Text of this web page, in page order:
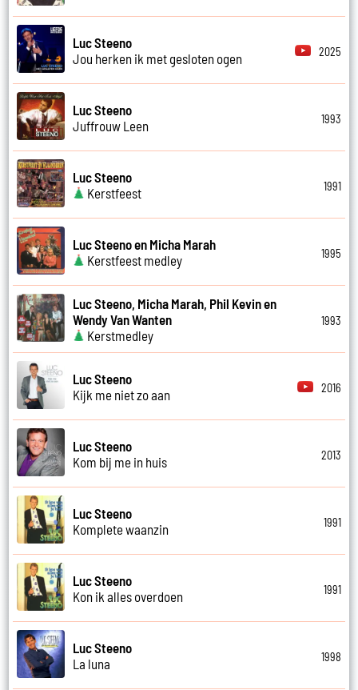
Luc Steeno
Jou herken ik met gesloten ogen
2025
Luc Steeno
Juffrouw Leen
1993
Luc Steeno
Kerstfeest
1991
Luc Steeno en Micha Marah
Kerstfeest medley
1995
Luc Steeno, Micha Marah, Phil Kevin en
Wendy Van Wanten
Kerstmedley
1993
Luc Steeno
Kijk me niet zo aan
2016
Luc Steeno
Kom bij me in huis
2013
Luc Steeno
Komplete waanzin
1991
Luc Steeno
Kon ik alles overdoen
1991
Luc Steeno
La luna
1998